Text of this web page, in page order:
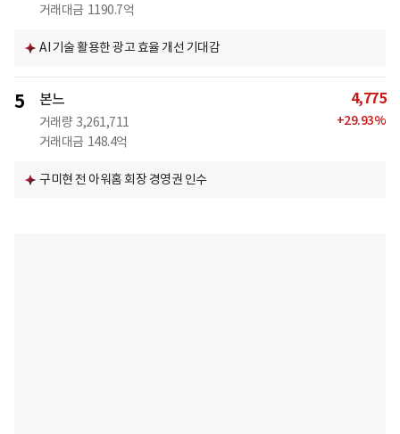
거래대금 1190.7억
AI 기술 활용한 광고 효율 개선 기대감
5 본느
거래량 3,261,711
거래대금 148.4억
4,775
+29.93%
구미현 전 아워홈 회장 경영권 인수